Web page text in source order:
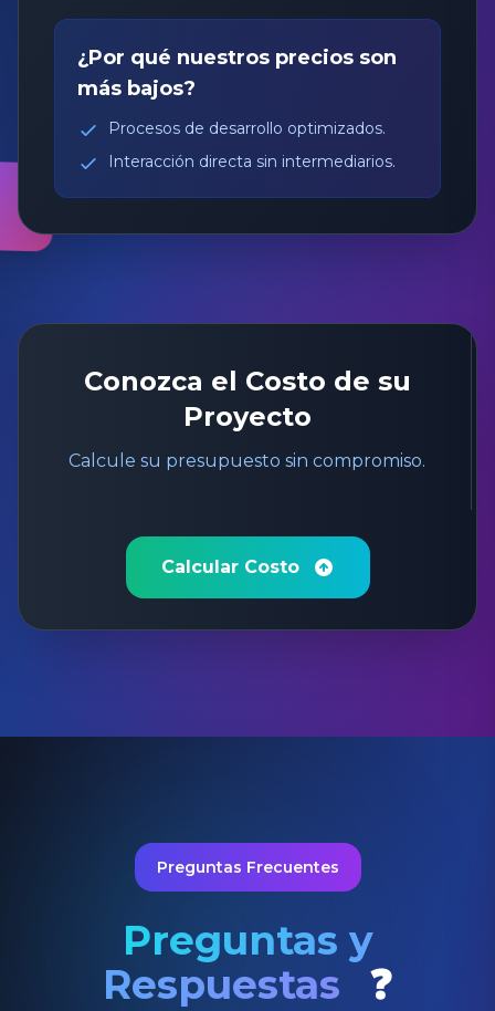
¿Por qué nuestros precios son
más bajos?
Procesos de desarrollo optimizados.
Interacción directa sin intermediarios.
Conozca el Costo de su
Proyecto
Calcule su presupuesto sin compromiso.
Calcular Costo
Preguntas Frecuentes
Preguntas y
Respuestas
❓